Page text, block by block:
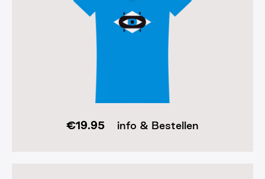
€19.95 info & Bestellen